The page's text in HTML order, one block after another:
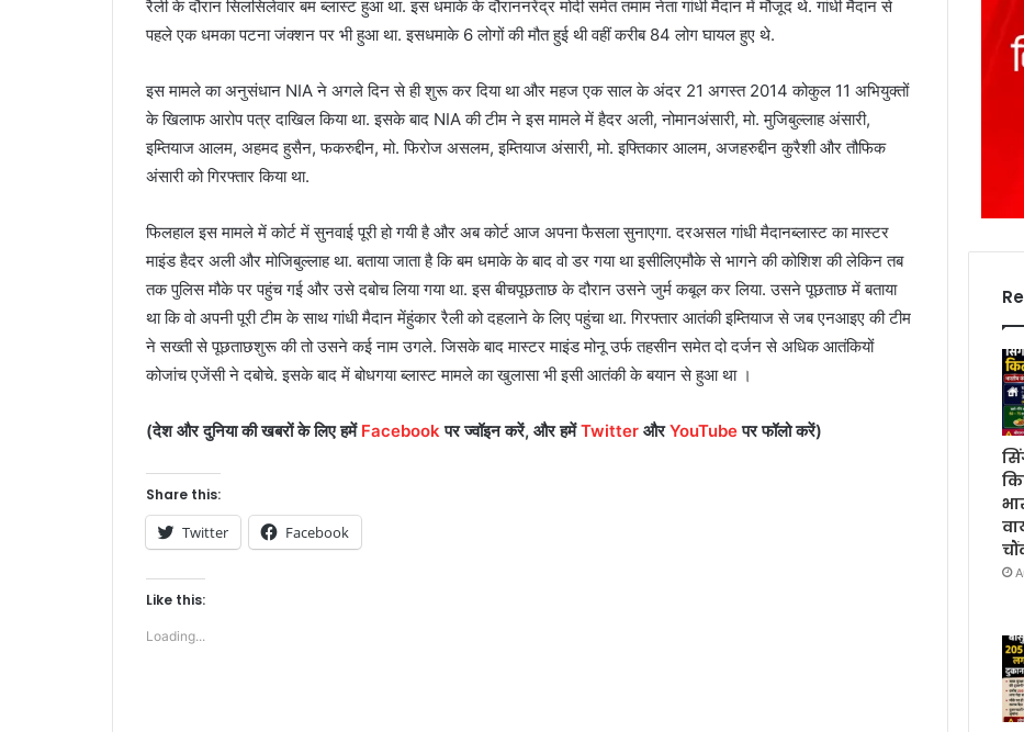
रैली के दौरान सिलसिलेवार बम ब्लास्ट हुआ था.इस धमाके के दौराननरेंद्र मोदी समेत तमाम नेता गांधी मैदान में मौजूद थे.गांधी मैदान से
पहले एक धमका पटना जंक्शन पर भी हुआ था.इसधमाके6लोगों की मौत हुई थी वहीं करीब84लोग घायल हुए थे.
इस मामले का अनुसंधान NIAने अगले दिन से ही शुरू कर दिया था और महज एक साल के अंदर 21 अगस्त2014कोकुल 11 अभियुक्तों
के खिलाफ आरोप पत्र दाखिल किया था.इसके बाद NIAकी टीम ने इस मामले में हैदर अली,नोमानअंसारी,मो.मुजिबुल्लाह अंसारी,
इम्तियाज आलम, अहमद हुसैन,फकरुद्दीन,मो.फिरोज असलम,इम्तियाज अंसारी,मो.इफ्तिकार आलम, अजहरुद्दीन कुरैशी और तौफिक
अंसारी को गिरफ्तार किया था.
फिलहाल इस मामले में कोर्ट में सुनवाई पूरी हो गयी है और अब कोर्ट आज अपना फैसला सुनाएगा.दरअसल गांधी मैदानब्लास्ट का मास्टर
माइंड हैदर अली और मोजिबुल्लाह था.बताया जाता है कि बम धमाके के बाद वो डर गया था इसीलिएमौके से भागने की कोशिश की लेकिन तब
तक पुलिस मौके पर पहुंच गई और उसे दबोच लिया गया था.इस बीचपूछताछ के दौरान उसने जुर्म कबूल कर लिया.उसने पूछताछ में बताया
था कि वो अपनी पूरी टीम के साथ गांधी मैदान मेंहुंकार रैली को दहलाने के लिए पहुंचा था.गिरफ्तार आतंकी इम्तियाज से जब एनआइए की टीम
ने सख्ती से पूछताछशुरू की तो उसने कई नाम उगले.जिसके बाद मास्टर माइंड मोनू उर्फ तहसीन समेत दो दर्जन से अधिक आतंकियों
कोजांच एजेंसी ने दबोचे.इसके बाद में बोधगया ब्लास्ट मामले का खुलासा भी इसी आतंकी के बयान से हुआ था ।
(देश और दुनिया की खबरों के लिए हमें Facebook पर ज्वॉइन करें, और हमें Twitter और YouTube पर फॉलो करें)
Share this:
Twitter Facebook
Like this:
Loading...